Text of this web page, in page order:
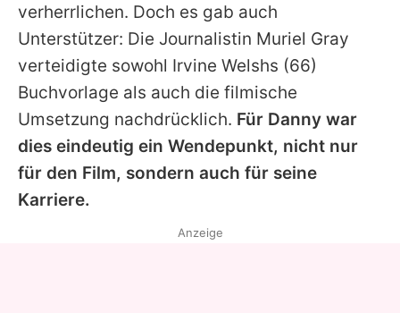
verherrlichen. Doch es gab auch
Unterstützer: Die Journalistin Muriel Gray
verteidigte sowohl Irvine Welshs (66)
Buchvorlage als auch die filmische
Umsetzung nachdrücklich. Für Danny war
dies eindeutig ein Wendepunkt, nicht nur
für den Film, sondern auch für seine
Karriere.
Anzeige